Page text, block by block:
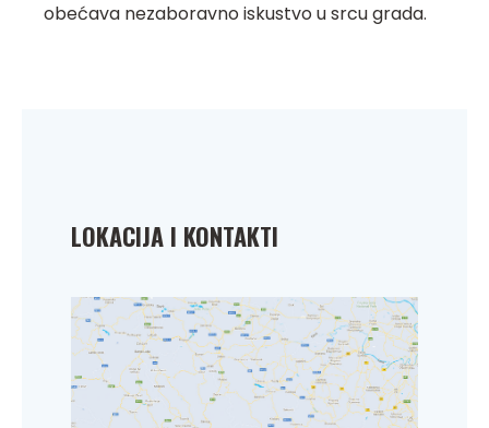
obećava nezaboravno iskustvo u srcu grada.
LOKACIJA I KONTAKTI